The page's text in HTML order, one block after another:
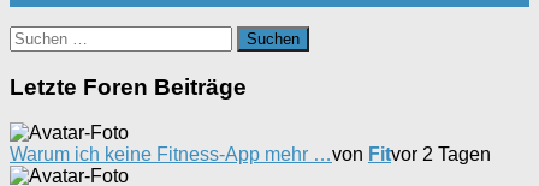
Suchen
nach:
Letzte Foren Beiträge
Warum ich keine Fitness-App mehr …von Fitvor 2 Tagen